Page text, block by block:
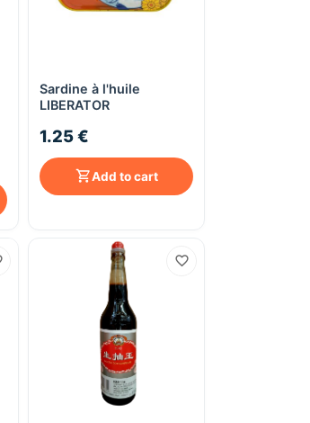
Quick View
Sardine à l'huile
LIBERATOR
1.25 €
Add to cart